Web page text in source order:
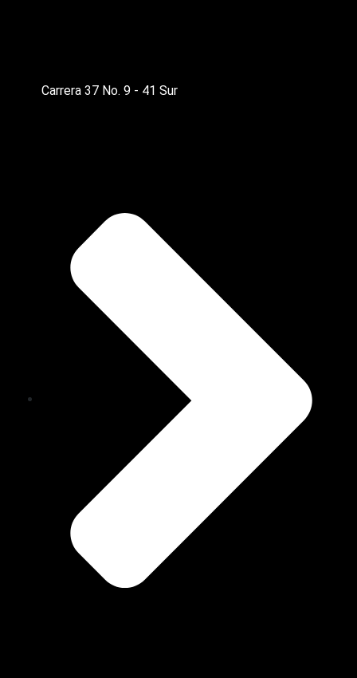
Carrera 37 No. 9 - 41 Sur